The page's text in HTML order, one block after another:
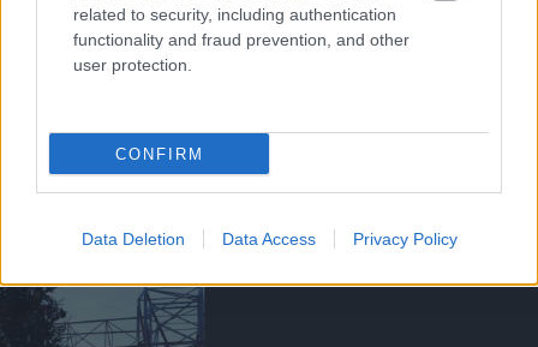
related to security, including authentication
functionality and fraud prevention, and other
user protection.
CONFIRM
Data Deletion Data Access Privacy Policy
NYEREMÉNYJÁTÉK